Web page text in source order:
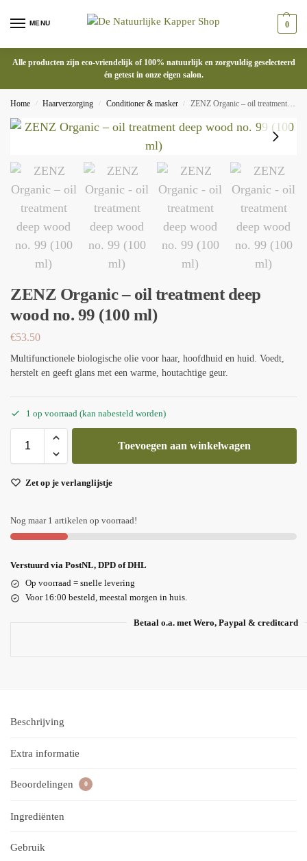
MENU 0
Alle producten zijn eco-vriendelijk of 100% natuurlijk en zorgvuldig geselecteerd
én getest in onze eigen salon.
Home / Haarverzorging / Conditioner & masker / ZENZ Organic – oil treatment deep wood no. 99 (100 ml)
ZENZ Organic – oil treatment deep
wood no. 99 (100 ml)
€53.50
Multifunctionele biologische olie voor haar, hoofdhuid en huid. Voedt,
herstelt en geeft glans met een warme, houtachtige geur.
1 op voorraad (kan nabesteld worden)
Toevoegen aan winkelwagen
Zet op je verlanglijstje
Nog maar 1 artikelen op voorraad!
Verstuurd via PostNL, DPD of DHL
Op voorraad = snelle levering
Voor 16:00 besteld, meestal morgen in huis.
Betaal o.a. met Wero, Paypal & creditcard
Beschrijving
Extra informatie
Beoordelingen 0
Ingrediënten
Gebruik